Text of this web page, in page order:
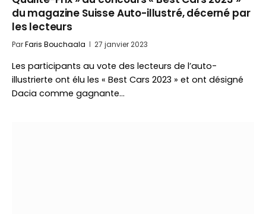
du magazine Suisse Auto-illustré, décerné par
les lecteurs
ParFaris Bouchaala 27 janvier 2023
Les participants au vote des lecteurs de l’auto-
illustrierte ont élu les « Best Cars 2023 » et ont désigné
Dacia comme gagnante…